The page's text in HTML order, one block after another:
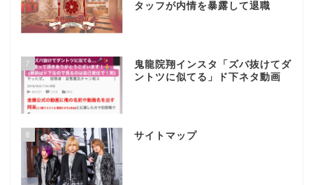
タッフが内情を暴露して退職
7
鬼龍院翔インスタ「ズバ抜けてダ
ントツに似てる」ド下ネタ動画
8 サイトマップ